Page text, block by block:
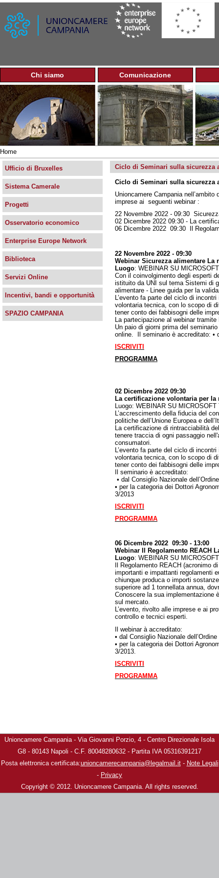
Jump to navigation
M
e
n
u
p
r
n
c
p
a
e
Chi siamo Comunicazione
Tu
sei
qui
Home
Ciclo di Seminari sulla sicurezza
Ciclo di Seminari sulla sicurezza
Unioncamere Campania
imprese ai seguenti webinar :
22 Novembre 2022 - 09:30
02 Dicembre 2022 09:30 - La
06 Dicembre 2022 09:30 Il
22 Novembre 2022 - 09:30
Webinar Sicurezza alimentare La
Luogo: WEBINAR SU
Con il coinvolgimento degli esperti
istituito da UNI sul tema Sistemi di
alimentare - Linee guida per la
L’evento fa parte del ciclo di
volontaria tecnica, con lo scopo di
tener conto dei fabbisogni delle
La partecipazione al webinar
Un paio di giorni prima del
online. Il seminario è accreditato: •
ISCRIVITI
PROGRAMMA
02 Dicembre 2022 09:30
La certificazione volontaria per la
Luogo: WEBINAR SU MICROSOFT
L’accrescimento della fiducia del
politiche dell’Unione Europea e
La certificazione di rintracciabilità
tenere traccia di ogni passaggio
consumatori.
L’evento fa parte del ciclo di
volontaria tecnica, con lo scopo di
tener conto dei fabbisogni delle
Il seminario è accreditato:
• dal Consiglio Nazionale
• per la categoria dei Dottori
3/2013
ISCRIVITI
PROGRAMMA
06 Dicembre 2022 09:30 - 13:00
Webinar Il Regolamento REACH
Luogo: WEBINAR SU
Il Regolamento REACH (acronimo
importanti e impattanti regolamenti
chiunque produca o importi
superiore ad 1 tonnellata annua,
Conoscere la sua implementazione
sul mercato.
L’evento, rivolto alle imprese e ai
controllo e tecnici esperti.
Il webinar à accreditato:
• dal Consiglio Nazionale
• per la categoria dei Dottori
3/2013.
ISCRIVITI
PROGRAMMA
Ufficio di Bruxelles
Sistema Camerale
Progetti
Osservatorio economico
Enterprise Europe Network
Biblioteca
Servizi Online
Incentivi, bandi e opportunità
SPAZIO CAMPANIA
Unioncamere Campania - Via Giovanni Porzio, 4 - Centro Direzionale Isola
G8 - 80143 Napoli - C.F. 80048280632 - Partita IVA 05316391217
Posta elettronica certificata:unioncamerecampania@legalmail.it- Note Legali
- Privacy
Copyright © 2012. Unioncamere Campania. All rights reserved.